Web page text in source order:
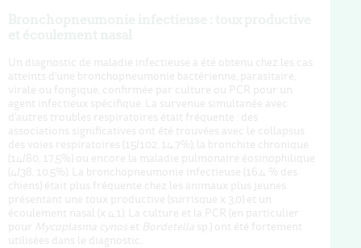
Un diagnostic de maladie infectieuse a été obtenu chez les cas
atteints d'une bronchopneumonie bactérienne, parasitaire,
virale ou fongique, confirmée par culture ou PCR pour un
agent infectieux spécifique. La survenue simultanée avec
d'autres troubles respiratoires était fréquente : des
associations significatives ont été trouvées avec le collapsus
des voies respiratoires (15/102, 14,7%), la bronchite chronique
(14/80, 17,5%) ou encore la maladie pulmonaire éosinophilique
(4/38, 10,5%). La bronchopneumonie infectieuse (16,4 % des
chiens) était plus fréquente chez les animaux plus jeunes
présentant une toux productive (surrisque x 3,0) et un
écoulement nasal (x 4,1). La culture et la PCR (en particulier
pour Mycoplasma cynos et Bordetella
sp.) ont été fortement
utilisées dans le diagnostic.